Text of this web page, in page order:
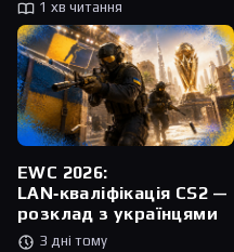
1 хв читання
EWC 2026:
LAN‑кваліфікація CS2 —
розклад з українцями
3 дні тому